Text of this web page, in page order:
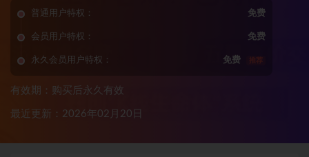
普通用户特权： 免费
会员用户特权： 免费
永久会员用户特权： 免费 推荐
有效期：购买后永久有效
最近更新：2026年02月20日